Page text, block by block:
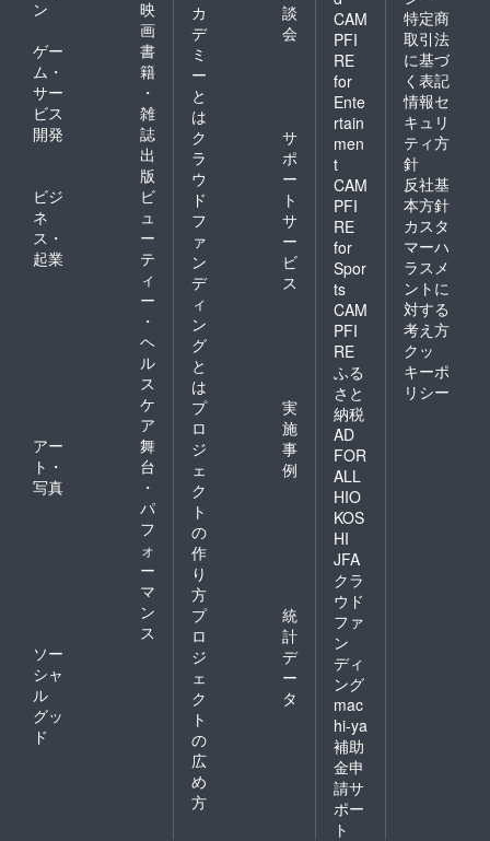
ン
映
画
ゲー
ム・
サー
ビス
開発
書
籍
・
雑
誌
出
版
ビジ
ネ
ス・
起業
ビ
ュ
ー
テ
ィ
ー
・
ヘ
ル
ス
ケ
ア
アー
ト・
写真
舞
台
・
パ
フ
ォ
ー
マ
ン
ス
ソー
シャ
ル
グッ
ド
カ
デ
ミ
ー
と
は
談
会
ク
ラ
ウ
ド
フ
ァ
ン
デ
ィ
ン
グ
と
は
サ
ポ
ー
ト
サ
ー
ビ
ス
プ
ロ
ジ
ェ
ク
ト
の
作
り
方
実
施
事
例
プ
ロ
ジ
ェ
ク
ト
の
広
め
方
統
計
デ
ー
タ
CAM
PFI
RE
for
Ente
rtain
men
t
CAM
PFI
RE
for
Spor
ts
CAM
PFI
RE
ふる
さと
納税
AD
FOR
ALL
HIO
KOS
HI
JFA
クラ
ウド
ファ
ン
ディ
ング
mac
hi-ya
補助
金申
請サ
ポー
ト
特定商
取引法
に基づ
く表記
情報セ
キュリ
ティ方
針
反社基
本方針
カスタ
マーハ
ラスメ
ントに
対する
考え方
クッ
キーポ
リシー